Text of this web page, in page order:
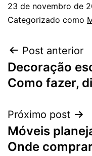
23 de novembro de
Categorizado como
Post anterior
Decoração
Como fazer,
Próximo post
Móveis
Onde